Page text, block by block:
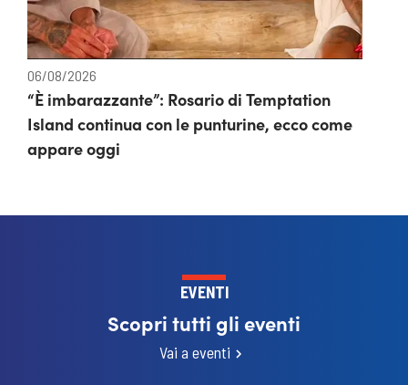
06/08/2026
“È imbarazzante”: Rosario di Temptation
Island continua con le punturine, ecco come
appare oggi
EVENTI
Scopri tutti gli eventi
Vai a eventi